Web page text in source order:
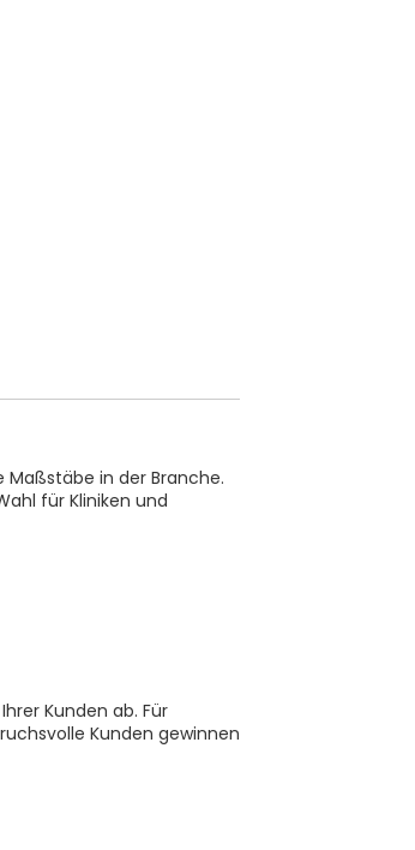
Maßstäbe in der Branche.
für Kliniken und
Kunden ab. Für
Kunden gewinnen